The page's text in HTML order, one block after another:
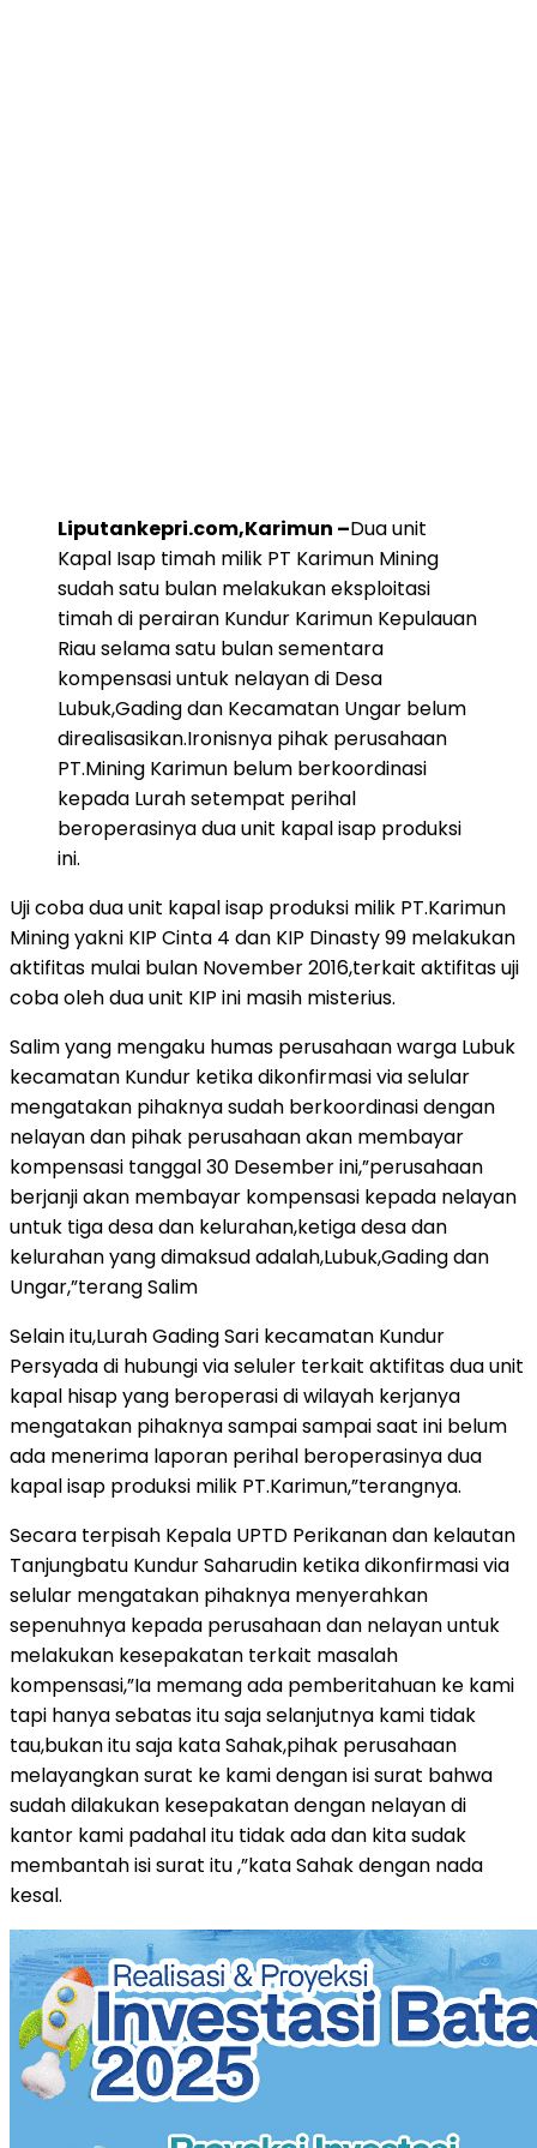
Liputankepri.com,Karimun –Dua unit
Kapal Isap timah milik PT Karimun Mining
sudah satu bulan melakukan eksploitasi
timah di perairan Kundur Karimun Kepulauan
Riau selama satu bulan sementara
kompensasi untuk nelayan di Desa
Lubuk,Gading dan Kecamatan Ungar belum
direalisasikan.Ironisnya pihak perusahaan
PT.Mining Karimun belum berkoordinasi
kepada Lurah setempat perihal
beroperasinya dua unit kapal isap produksi
ini.
Uji coba dua unit kapal isap produksi milik PT.Karimun
Mining yakni KIP Cinta 4 dan KIP Dinasty 99 melakukan
aktifitas mulai bulan November 2016,terkait aktifitas uji
coba oleh dua unit KIP ini masih misterius.
Salim yang mengaku humas perusahaan warga Lubuk
kecamatan Kundur ketika dikonfirmasi via selular
mengatakan pihaknya sudah berkoordinasi dengan
nelayan dan pihak perusahaan akan membayar
kompensasi tanggal 30 Desember ini,”perusahaan
berjanji akan membayar kompensasi kepada nelayan
untuk tiga desa dan kelurahan,ketiga desa dan
kelurahan yang dimaksud adalah,Lubuk,Gading dan
Ungar,”terang Salim
Selain itu,Lurah Gading Sari kecamatan Kundur
Persyada di hubungi via seluler terkait aktifitas dua unit
kapal hisap yang beroperasi di wilayah kerjanya
mengatakan pihaknya sampai sampai saat ini belum
ada menerima laporan perihal beroperasinya dua
kapal isap produksi milik PT.Karimun,”terangnya.
Secara terpisah Kepala UPTD Perikanan dan kelautan
Tanjungbatu Kundur Saharudin ketika dikonfirmasi via
selular mengatakan pihaknya menyerahkan
sepenuhnya kepada perusahaan dan nelayan untuk
melakukan kesepakatan terkait masalah
kompensasi,”Ia memang ada pemberitahuan ke kami
tapi hanya sebatas itu saja selanjutnya kami tidak
tau,bukan itu saja kata Sahak,pihak perusahaan
melayangkan surat ke kami dengan isi surat bahwa
sudah dilakukan kesepakatan dengan nelayan di
kantor kami padahal itu tidak ada dan kita sudak
membantah isi surat itu ,”kata Sahak dengan nada
kesal.